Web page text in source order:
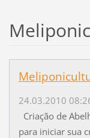
24.03.2010
Criação de
para iniciar sua